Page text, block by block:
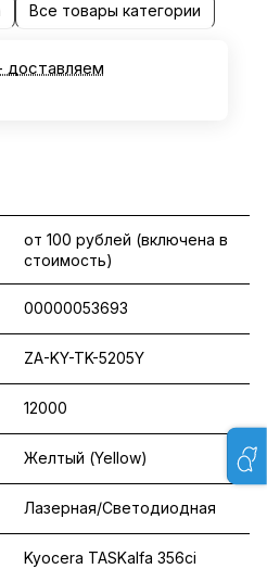
Все товары категории
доставляем
от 100 рублей (включена в
стоимость)
00000053693
ZA-KY-TK-5205Y
12000
Желтый (Yellow)
Лазерная/Светодиодная
Kyocera TASKalfa 356ci